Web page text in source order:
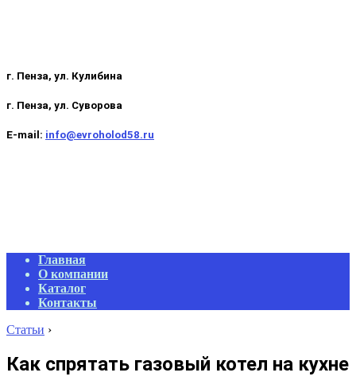
г. Пенза, ул. Кулибина
г. Пенза, ул. Суворова
E-mail: info@evroholod58.ru
Primary
Navigation
Menu
Главная
О компании
Каталог
Контакты
Статьи ›
Как спрятать газовый котел на кухне